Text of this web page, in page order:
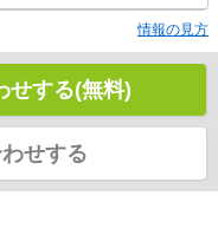
情報の見方
せする(無料)
せする